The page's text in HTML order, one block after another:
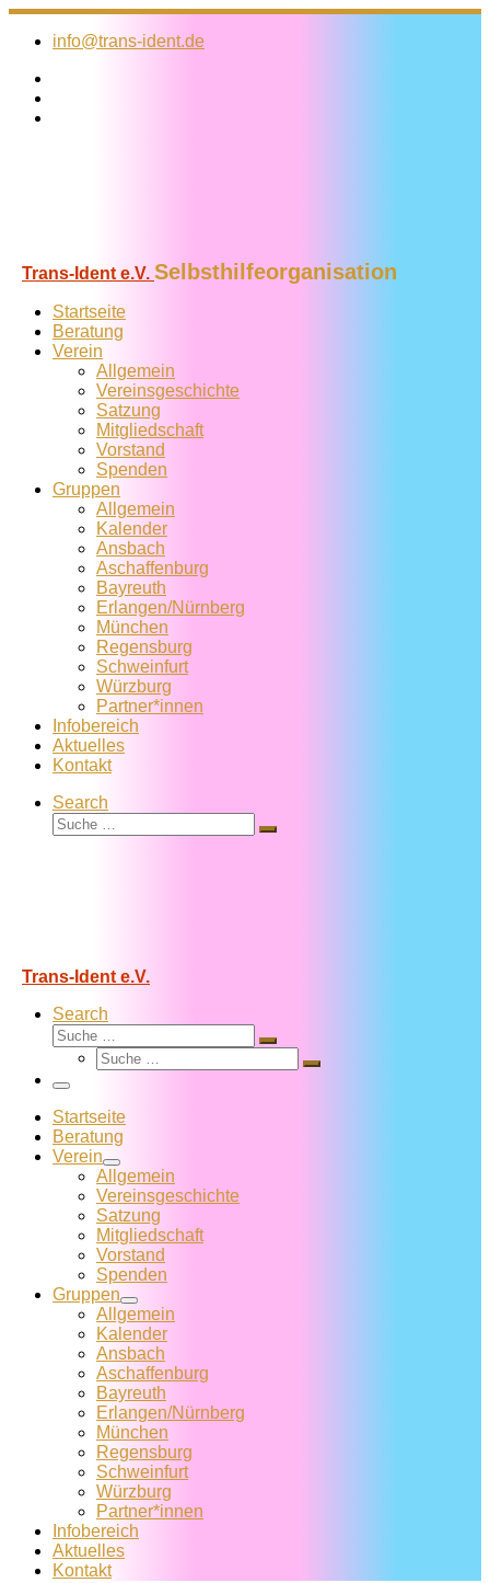
Zum
Inhalt
info@trans-ident.de
Trans-Ident e.V. Selbsthilfeorganisation
Startseite
Beratung
Verein
Allgemein
Vereins­geschichte
Satzung
Mitglied­schaft
Vorstand
Spenden
Gruppen
Allgemein
Kalender
Ansbach
Aschaffenburg
Bayreuth
Erlangen/Nürnberg
München
Regensburg
Schweinfurt
Würzburg
Partner*innen
Infobereich
Aktuelles
Kontakt
Search
Suche
Suche
Trans-Ident e.V.
Search
Suche
Suche
Suche
Suche
Menü
Startseite
Beratung
Verein
Allgemein
Vereins­geschichte
Satzung
Mitglied­schaft
Vorstand
Spenden
Gruppen
Allgemein
Kalender
Ansbach
Aschaffenburg
Bayreuth
Erlangen/Nürnberg
München
Regensburg
Schweinfurt
Würzburg
Partner*innen
Infobereich
Aktuelles
Kontakt